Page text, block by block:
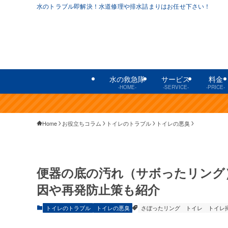
水のトラブル即解決！水道修理や排水詰まりはお任せ下さい！
水の救急隊
-HOME-
サービス
-SERVICE-
料金
-PRICE-
Home お役立ちコラム トイレのトラブル トイレの悪臭
便器の底の汚れ（サボったリン
因や再発防止策も紹介
トイレのトラブル トイレの悪臭 さぼったリング トイレ トイレ